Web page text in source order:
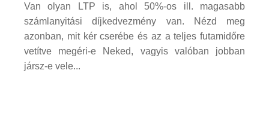
Van olyan LTP is, ahol 50%-os ill. magasabb
számlanyitási díjkedvezmény van. Nézd meg
azonban, mit kér cserébe és az a teljes futamidőre
vetítve megéri-e Neked, vagyis valóban jobban
jársz-e vele...